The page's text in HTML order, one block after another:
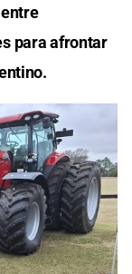
para afrontar